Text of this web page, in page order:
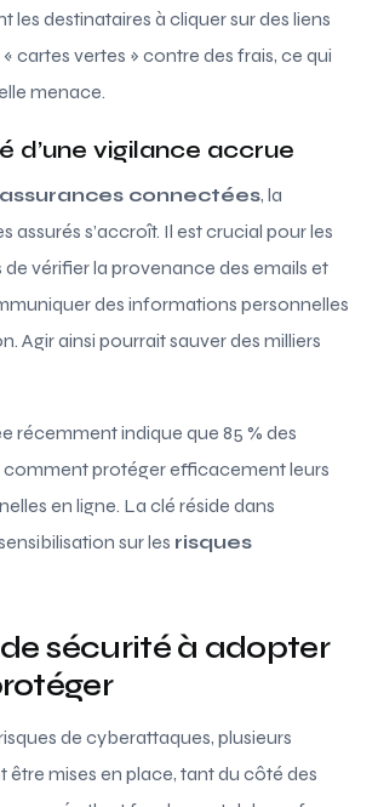
les destinataires à cliquer sur des liens
cartes vertes » contre des frais, ce qui
menace.
d’une vigilance accrue
assurances connectées, la
assurés s’accroît. Il est crucial pour les
vérifier la provenance des emails et
des informations personnelles
Agir ainsi pourrait sauver des milliers
récemment indique que 85 % des
comment protéger efficacement leurs
en ligne. La clé réside dans
sur les risques
sécurité à adopter
de cyberattaques, plusieurs
être mises en place, tant du côté des